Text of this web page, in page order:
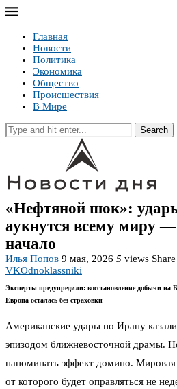
Главная
Новости
Политика
Экономика
Общество
Происшествия
В Мире
Search
«Нефтяной шок»:
аукнутся всему миру —
начало
Илья Попов 9 мая, 2026 5 views Share
VKOdnoklassniki
Эксперты предупредили: восстановление добычи на
Европа осталась без страховки
Американские удары по Ирану
эпизодом ближневосточной драмы.
напоминать эффект домино. Мировая
от которого будет оправляться не